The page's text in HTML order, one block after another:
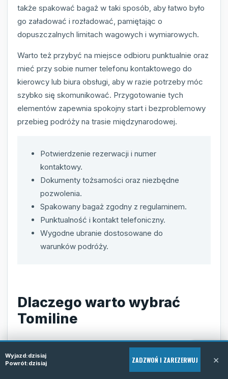
także spakować bagaż w taki sposób, aby łatwo było
go załadować i rozładować, pamiętając o
dopuszczalnych limitach wagowych i wymiarowych.
Warto też przybyć na miejsce odbioru punktualnie oraz
mieć przy sobie numer telefonu kontaktowego do
kierowcy lub biura obsługi, aby w razie potrzeby móc
szybko się skomunikować. Przygotowanie tych
elementów zapewnia spokojny start i bezproblemowy
przebieg podróży na trasie międzynarodowej.
Potwierdzenie rezerwacji i numer
kontaktowy.
Dokumenty tożsamości oraz niezbędne
pozwolenia.
Spakowany bagaż zgodny z regulaminem.
Punktualność i kontakt telefoniczny.
Wygodne ubranie dostosowane do
warunków podróży.
Dlaczego warto wybrać
Tomiline
Tomiline to sprawdzony przewoźnik, który łączy
komfort, bezpieczeństwo i atrakcyjne ceny na trasie z
Torun do miasta Dortmund w Niemczech. Nasza firma
Wyjazd:dzisiaj
Powrót:dzisiaj ZADZWOŃ I ZAREZERWUJ ×